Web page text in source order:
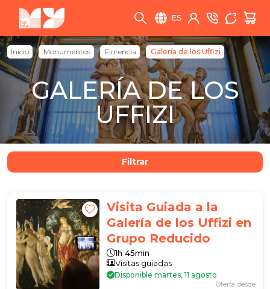
ES
Inicio Monumentos Florencia Galería de los Uffizi
GALERÍA DE LOS
UFFIZI
Filtrar
Visita Guiada a la
Galería de los Uffizi en
Grupo Reducido
1h 45min
Visitas guiadas
Disponible martes, 11 agosto
Oferta desde